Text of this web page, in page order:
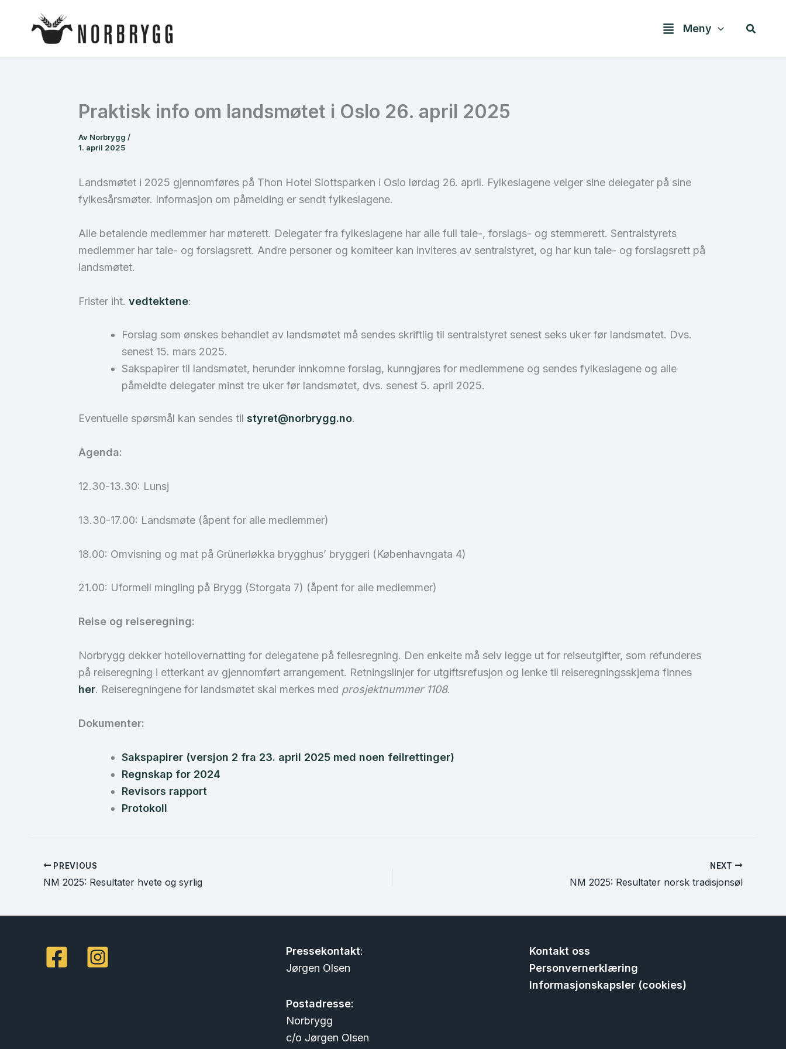
Meny Søk
Praktisk info om landsmøtet i Oslo 26. april 2025
Av Norbrygg /
1. april 2025
Landsmøtet i 2025 gjennomføres på Thon Hotel Slottsparken i Oslo lørdag 26. april. Fylkeslagene velger sine delegater på sine
fylkesårsmøter. Informasjon om påmelding er sendt fylkeslagene.
Alle betalende medlemmer har møterett. Delegater fra fylkeslagene har alle full tale-, forslags- og stemmerett. Sentralstyrets
medlemmer har tale- og forslagsrett. Andre personer og komiteer kan inviteres av sentralstyret, og har kun tale- og forslagsrett på
landsmøtet.
Frister iht.vedtektene:
Forslag som ønskes behandlet av landsmøtet må sendes skriftlig til sentralstyret senest seks uker før landsmøtet. Dvs.
senest 15. mars 2025.
Sakspapirer til landsmøtet, herunder innkomne forslag, kunngjøres for medlemmene og sendes fylkeslagene og alle
påmeldte delegater minst tre uker før landsmøtet, dvs. senest 5. april 2025.
Eventuelle spørsmål kan sendes tilstyret@norbrygg.no.
Agenda:
12.30-13.30: Lunsj
13.30-17.00: Landsmøte (åpent for alle medlemmer)
18.00: Omvisning og mat på Grünerløkka brygghus’ bryggeri (Københavngata 4)
21.00: Uformell mingling på Brygg (Storgata 7) (åpent for alle medlemmer)
Reise og reiseregning:
Norbrygg dekker hotellovernatting for delegatene på fellesregning. Den enkelte må selv legge ut for reiseutgifter, som refunderes
på reiseregning i etterkant av gjennomført arrangement. Retningslinjer for utgiftsrefusjon og lenke til reiseregningsskjema finnes
her. Reiseregningene for landsmøtet skal merkes med prosjektnummer 1108.
Dokumenter:
Sakspapirer (versjon 2 fra 23. april 2025 med noen feilrettinger)
Regnskap for 2024
Revisors rapport
Protokoll
PREVIOUS
NM 2025: Resultater hvete og syrlig
NEXT
NM 2025: Resultater norsk tradisjonsøl
Pressekontakt:
Jørgen Olsen
Postadresse:
Norbrygg
c/o Jørgen Olsen
Kontakt oss
Personvernerklæring
Informasjonskapsler (cookies)